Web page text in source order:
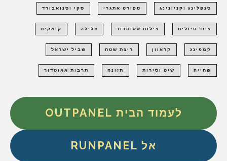
סנפלינג וקניונינג ספורט אתגרי סקי וסנואבורד
ציוד טיולים צילום אאוטדור צלילה קיאקים
קמפינג קראוון ריצת שטח שביל ישראל
שחייה שיט וסירות תזונה תרבות אאוטדור
לעמוד הבית OUTPANEL
אל RUNPANEL